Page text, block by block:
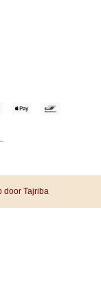
door Tajriba